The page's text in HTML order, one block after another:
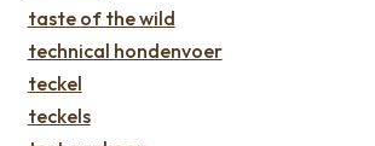
taste of the wild
technical hondenvoer
teckel
teckels